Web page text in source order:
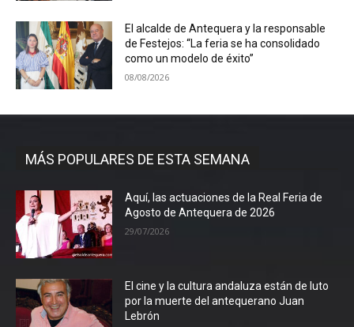
El alcalde de Antequera y la responsable
de Festejos: “La feria se ha consolidado
como un modelo de éxito”
08/08/2026
MÁS POPULARES DE ESTA SEMANA
Aquí, las actuaciones de la Real Feria de
Agosto de Antequera de 2026
29/07/2026
El cine y la cultura andaluza están de luto
por la muerte del antequerano Juan
Lebrón